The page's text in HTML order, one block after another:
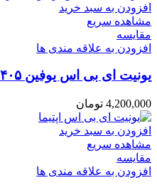
افزودن به سبد خرید
مشاهده سریع
مقایسه
افزودن به علاقه مندی ها
یونیت ای بی اس یوفین ۴۰۵ و سمند
4,200,000 تومان
افزودن به سبد خرید
مشاهده سریع
مقایسه
افزودن به علاقه مندی ها